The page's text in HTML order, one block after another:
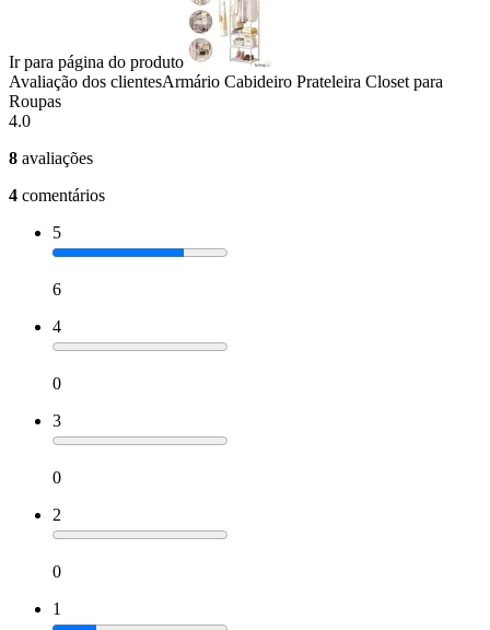
Ir para página do produto
Avaliação dos clientesArmário Cabideiro Prateleira Closet para
Roupas
4.0
8 avaliações
4 comentários
5
6
4
0
3
0
2
0
1